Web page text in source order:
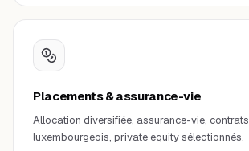
Placements & assurance-vie
Allocation diversifiée, assurance-vie, contrats
luxembourgeois, private equity sélectionnés.